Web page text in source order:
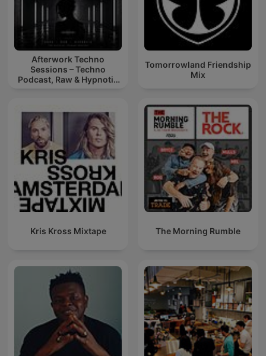
Afterwork Techno
Sessions – Techno
Podcast, Raw & Hypnotic
Tomorrowland Friendship
Mix
Kris Kross Mixtape The Morning Rumble